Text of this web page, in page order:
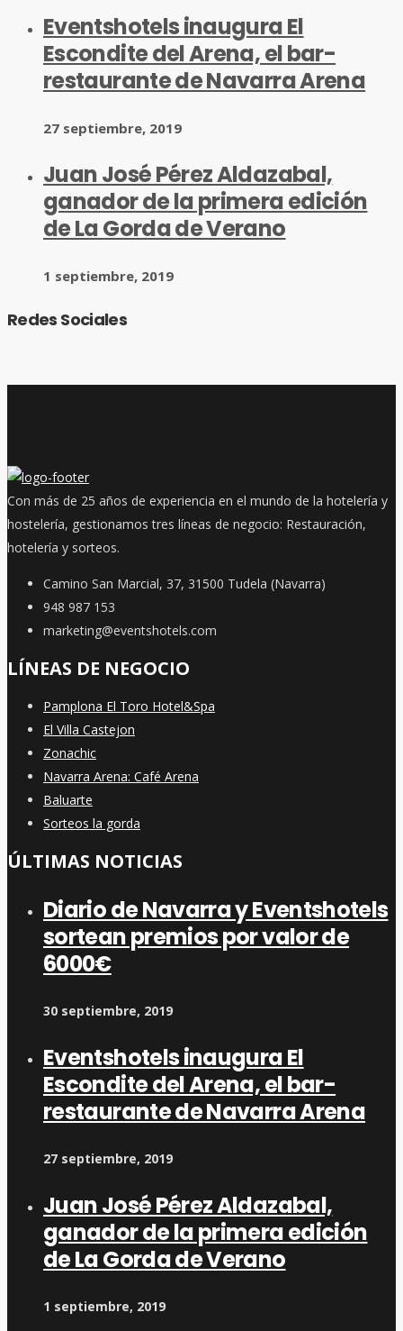
Eventshotels inaugura El
Escondite del Arena, el bar-
restaurante de Navarra Arena
27 septiembre, 2019
Juan José Pérez Aldazabal,
ganador de la primera edición
de La Gorda de Verano
1 septiembre, 2019
Redes Sociales
Con más de 25 años de experiencia en el mundo de la hotelería y
hostelería, gestionamos tres líneas de negocio: Restauración,
hotelería y sorteos.
Camino San Marcial, 37, 31500 Tudela (Navarra)
948 987 153
marketing@eventshotels.com
LÍNEAS DE NEGOCIO
Pamplona El Toro Hotel&Spa
El Villa Castejon
Zonachic
Navarra Arena: Café Arena
Baluarte
Sorteos la gorda
ÚLTIMAS NOTICIAS
Diario de Navarra y Eventshotels
sortean premios por valor de
6000€
30 septiembre, 2019
Eventshotels inaugura El
Escondite del Arena, el bar-
restaurante de Navarra Arena
27 septiembre, 2019
Juan José Pérez Aldazabal,
ganador de la primera edición
de La Gorda de Verano
1 septiembre, 2019